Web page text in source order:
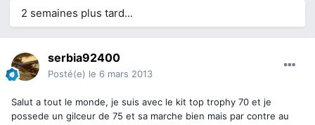
2 semaines plus tard...
serbia92400
Posté(e) le 6 mars 2013
Salut a tout le monde, je suis avec le kit top trophy 70 et je
possede un gilceur de 75 et sa marche bien mais par contre au